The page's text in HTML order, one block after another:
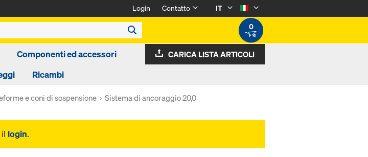
Login Contatto
IT
0
Componenti ed accessori
Ricambi
CARICA LISTA ARTICOLI
e coni di sospensione
Sistema di ancoraggio 20,0
login.